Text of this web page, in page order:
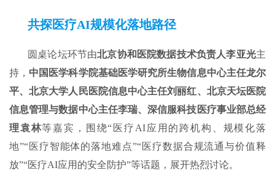
共探医疗AI规模化落地路径
圆桌论坛环节由北京协和医院数据技术负责人李亚光主
持， 中国医学科学院基础医学研究所生物信息中心主任龙尔
平、北京大学人民医院信息中心主任刘丽红、北京天坛医院
信息管理与数据中心主任李瑞、深信服科技医疗事业部总经
理袁林等嘉宾，围绕“医疗AI应用的跨机构、规模化落
地”“医疗智能体的落地难点”“医疗数据合规流通与价值释
放”“医疗AI应用的安全防护”等话题，展开热烈讨论。